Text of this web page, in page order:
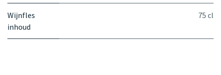
Wijnfles
inhoud
75 cl